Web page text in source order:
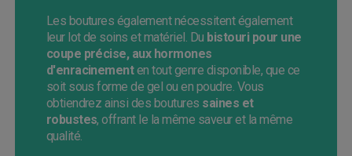
Les boutures également nécessitent également
leur lot de soins et matériel. Du bistouri pour une
coupe précise, aux hormones
d'enracinementen tout genre disponible, que ce
soit sous forme de gel ou en poudre. Vous
obtiendrez ainsi des boutures saines et
robustes, offrant le la même saveur et la même
qualité.